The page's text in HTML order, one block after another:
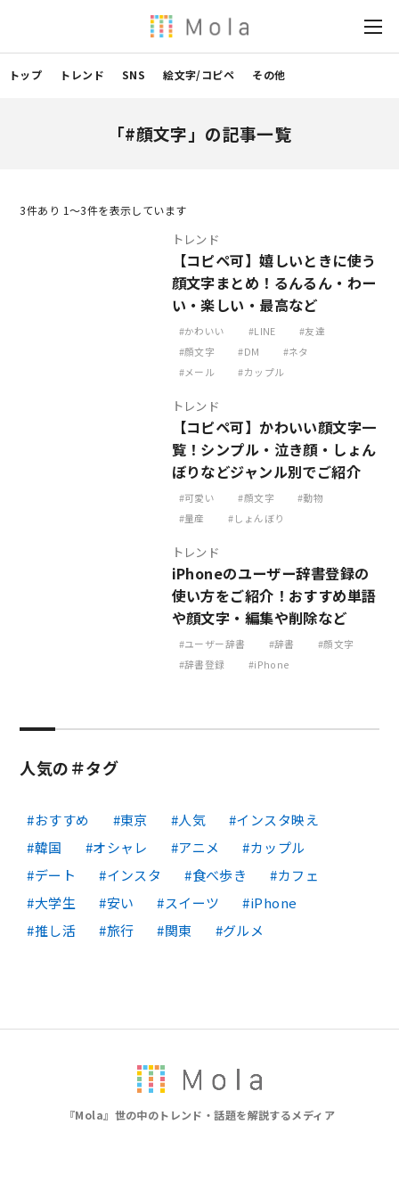
トップ トレンド SNS 絵文字/コピペ その他
「#顔文字」の記事一覧
3件あり 1〜3件を表示しています
トレンド
【コピペ可】嬉しいときに使う
顔文字まとめ！るんるん・わー
い・楽しい・最高など
かわいい LINE
友達
顔文字
DM
ネタ
メール
カップル
トレンド
【コピペ可】かわいい顔文字一
覧！シンプル・泣き顔・しょん
ぼりなどジャンル別でご紹介
可愛い 顔文字
動物
量産
しょんぼり
トレンド
iPhoneのユーザー辞書登録の
使い方をご紹介！おすすめ単語
や顔文字・編集や削除など
ユーザー辞書 辞書
顔文字
辞書登録
iPhone
人気の＃タグ
おすすめ 東京 人気
インスタ映え
韓国
オシャレ アニメ
カップル
デート
インスタ 食べ歩き
カフェ
大学生
安い スイーツ
iPhone
推し活
旅行 関東 グルメ
『Mola』世の中のトレンド・話題を解説するメディア